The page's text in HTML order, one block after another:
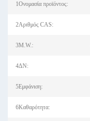
1Ονομασία προϊόντος:
2Αριθμός CAS:
3M.W.:
4ΔΝ:
5Εμφάνιση:
6Καθαρότητα: